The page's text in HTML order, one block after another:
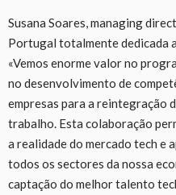
Susana Soares, managing
Portugal totalmente dedicada
«Vemos enorme valor no
no desenvolvimento de
empresas para a reintegração
trabalho. Esta colaboração
a realidade do mercado tech e
todos os sectores da nossa
captação do melhor talento